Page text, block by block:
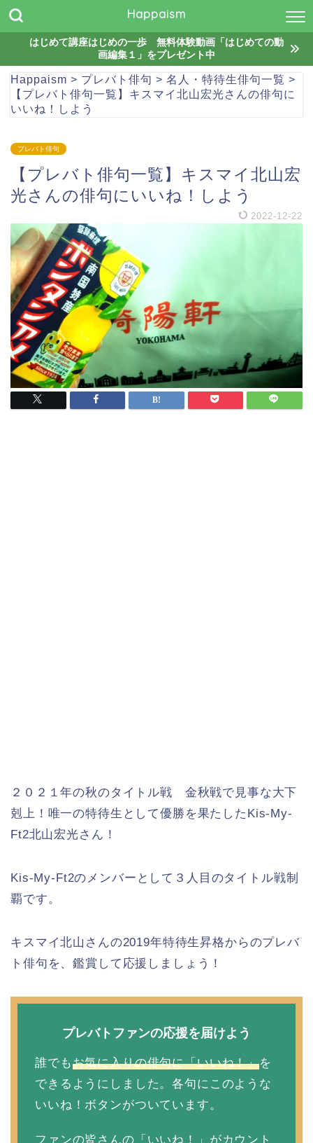
Happaism
はじめて講座はじめの一歩 無料体験動画「はじめての動
画編集１」をプレゼント中
Happaism > プレバト俳句 > 名人・特待生俳句一覧 >
【プレバト俳句一覧】キスマイ北山宏光さんの俳句に
いいね！しよう
プレバト俳句
【プレバト俳句一覧】キスマイ北山宏
光さんの俳句にいいね！しよう
2022-12-22
２０２１年の秋のタイトル戦 金秋戦で見事な大下
剋上！唯一の特待生として優勝を果たしたKis-My-
Ft2北山宏光さん！
Kis-My-Ft2のメンバーとして３人目のタイトル戦制
覇です。
キスマイ北山さんの2019年特待生昇格からのプレバ
ト俳句を、鑑賞して応援しましょう！
プレバトファンの応援を届けよう
誰でもお気に入りの俳句に「いいね！」を
できるようにしました。各句にこのような
いいね！ボタンがついています。
ファンの皆さんの「いいね！」がカウント